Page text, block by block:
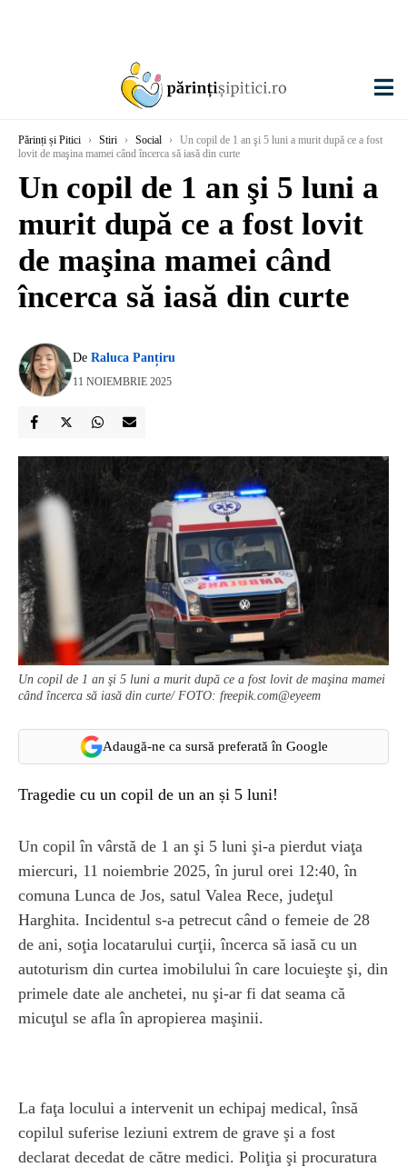
Părinți și Pitici › Stiri › Social ›
Un copil de 1 an şi 5 luni a murit după ce a fost
lovit de maşina mamei când încerca să iasă din curte
Un copil de 1 an şi 5 luni a
murit după ce a fost lovit
de maşina mamei când
încerca să iasă din curte
De Raluca Panțiru
11 NOIEMBRIE 2025
Un copil de 1 an şi 5 luni a murit după ce a fost lovit de maşina mamei
când încerca să iasă din curte/ FOTO: freepik.com@eyeem
Adaugă-ne ca sursă preferată în Google
Tragedie cu un copil de un an și 5 luni!
Un copil în vârstă de 1 an şi 5 luni şi-a pierdut viaţa
miercuri, 11 noiembrie 2025, în jurul orei 12:40, în
comuna Lunca de Jos, satul Valea Rece, judeţul
Harghita. Incidentul s-a petrecut când o femeie de 28
de ani, soţia locatarului curţii, încerca să iasă cu un
autoturism din curtea imobilului în care locuieşte şi, din
primele date ale anchetei, nu şi-ar fi dat seama că
micuţul se afla în apropierea maşinii.
La faţa locului a intervenit un echipaj medical, însă
copilul suferise leziuni extrem de grave şi a fost
declarat decedat de către medici. Poliţia şi procuratura